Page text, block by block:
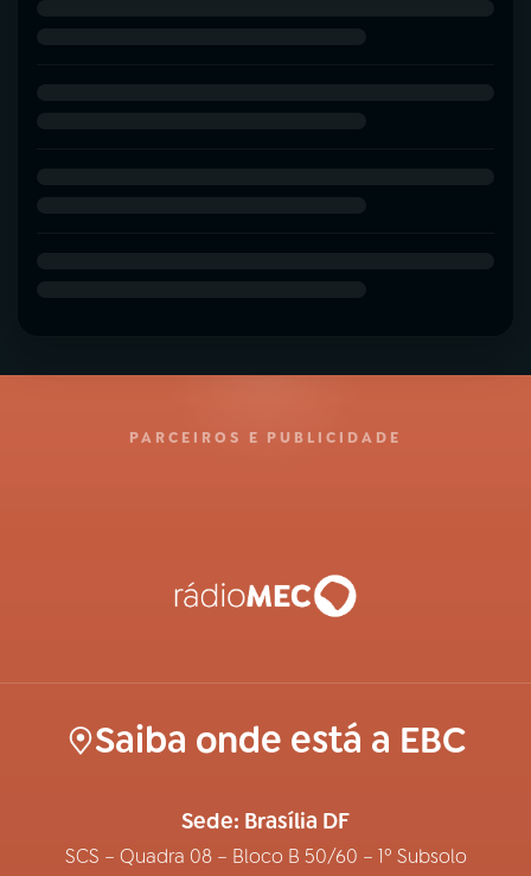
PARCEIROS E PUBLICIDADE
Saiba onde está a EBC
Sede: Brasília DF
SCS – Quadra 08 – Bloco B 50/60 – 1º Subsolo